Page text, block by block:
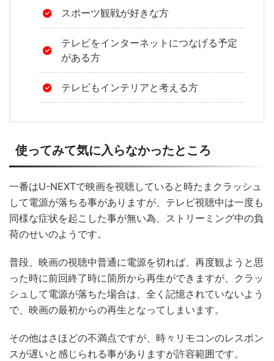
スポーツ観戦が好きな方
テレビをインターネットにつなげる予定
がある方
テレビもインテリアと考える方
使ってみて気に入らなかったところ
一番はU-NEXTで映画を視聴していると時たまクラッシュ
して電源が落ちる事がありますが、テレビ視聴中は一度も
同様な症状を起こした事が無い為、ストリーミング中の負
荷のせいのようです。
普段、映画の視聴中普通に電源を切れば、再度観ようと思
った時に前回終了時に箇所から再生ができますが、クラッ
シュして電源が落ちた場合は、全く記憶されていないよう
で、映画の最初からの再生となってしまいます。
その他はさほどの不満点ですが、時々リモコンのレスポン
スが遅いと感じられる事がありますが許容範囲です。